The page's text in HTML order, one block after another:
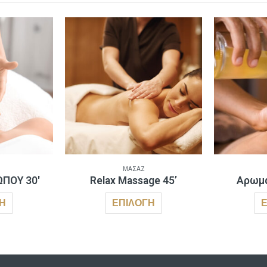
30′
Αυτό το προϊόν έχει πολλαπλές παραλλαγές. Οι επιλογές μπορούν να επιλεγούν στη σελίδα του προϊόντος
ΜΑΣΆΖ
Relax Massage 45’
ΕΠΙΛΟΓΉ
Αυτό το προϊόν έχει πολλαπλές παραλλαγές. Οι επιλογές μπορούν να επιλεγούν στη σελίδα του προϊόντος